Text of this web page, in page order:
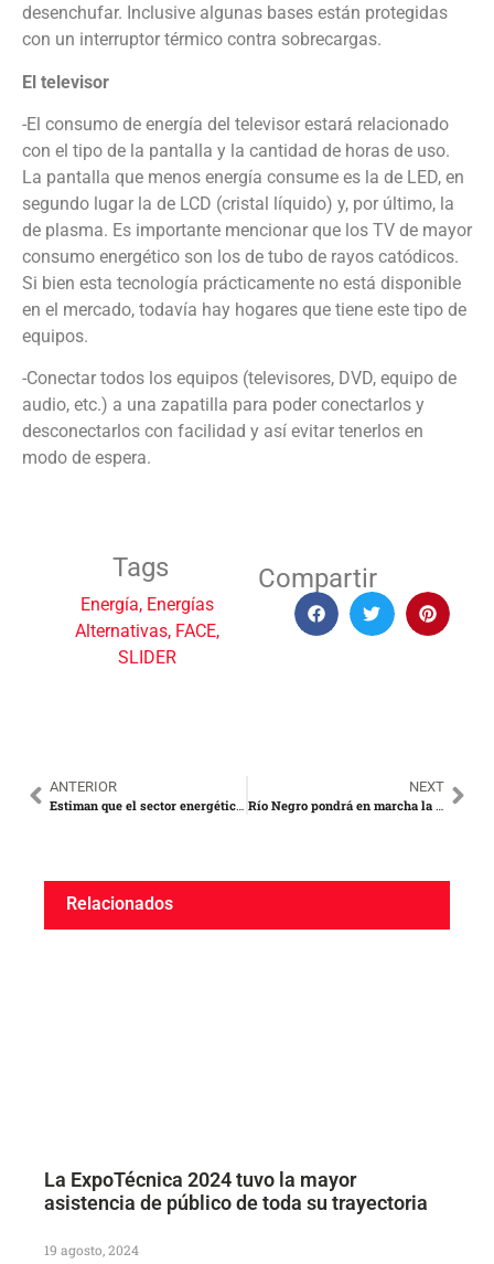
desenchufar. Inclusive algunas bases están protegidas
con un interruptor térmico contra sobrecargas.
El televisor
-El consumo de energía del televisor estará relacionado
con el tipo de la pantalla y la cantidad de horas de uso.
La pantalla que menos energía consume es la de LED, en
segundo lugar la de LCD (cristal líquido) y, por último, la
de plasma. Es importante mencionar que los TV de mayor
consumo energético son los de tubo de rayos catódicos.
Si bien esta tecnología prácticamente no está disponible
en el mercado, todavía hay hogares que tiene este tipo de
equipos.
-Conectar todos los equipos (televisores, DVD, equipo de
audio, etc.) a una zapatilla para poder conectarlos y
desconectarlos con facilidad y así evitar tenerlos en
modo de espera.
Tags
Energía, Energías
Alternativas, FACE,
SLIDER
Compartir
ANTERIOR
NEXT
Relacionados
La ExpoTécnica 2024 tuvo la mayor
asistencia de público de toda su trayectoria
19 agosto, 2024